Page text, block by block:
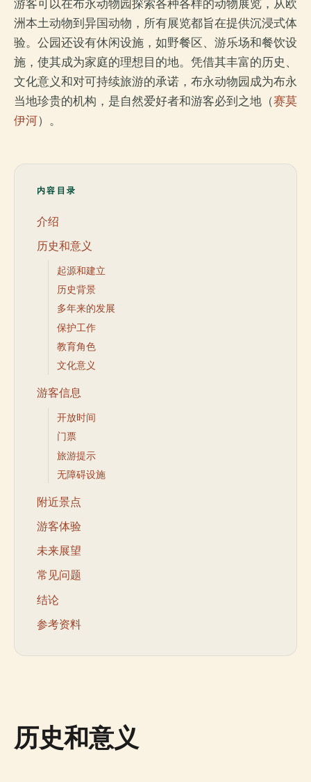
游客可以在布永动物园探索各种各样的动物展览，从欧
洲本土动物到异国动物，所有展览都旨在提供沉浸式体
验。公园还设有休闲设施，如野餐区、游乐场和餐饮设
施，使其成为家庭的理想目的地。凭借其丰富的历史、
文化意义和对可持续旅游的承诺，布永动物园成为布永
当地珍贵的机构，是自然爱好者和游客必到之地（赛莫
伊河）。
内容目录
介绍
历史和意义
起源和建立
历史背景
多年来的发展
保护工作
教育角色
文化意义
游客信息
开放时间
门票
旅游提示
无障碍设施
附近景点
游客体验
未来展望
常见问题
结论
参考资料
历史和意义